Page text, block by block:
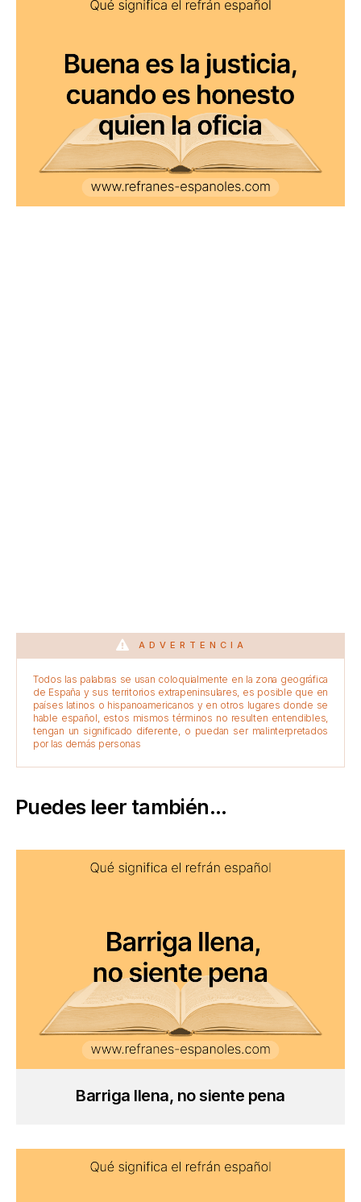
ADVERTENCIA
Todos las palabras se usan coloquialmente en la zona geográfica
de España y sus territorios extrapeninsulares, es posible que en
países latinos o hispanoamericanos y en otros lugares donde se
hable español, estos mismos términos no resulten entendibles,
tengan un significado diferente, o puedan ser malinterpretados
por las demás personas
Puedes leer también...
Barriga llena, no siente pena